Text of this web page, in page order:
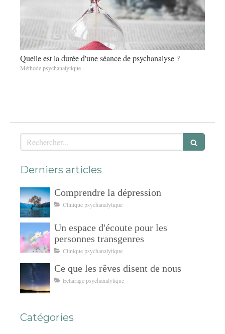
Quelle est la durée d'une séance de psychanalyse ?
Méthode psychanalytique
Rechercher
Derniers articles
Comprendre la dépression
Clinique psychanalytique
Un espace d'écoute pour les
personnes transgenres
Clinique psychanalytique
Ce que les rêves disent de nous
Eclairage psychanalytique
Catégories